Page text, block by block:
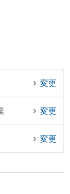
変更
変更
変更